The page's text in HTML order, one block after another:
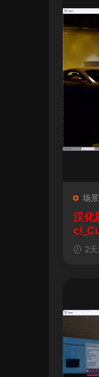
场
汉化
&车
2